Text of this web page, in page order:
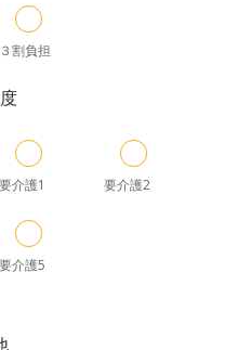
３割負担
要介護1 要介護2
要介護5